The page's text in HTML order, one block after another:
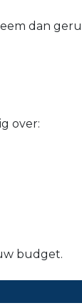
dan
over:
budget.